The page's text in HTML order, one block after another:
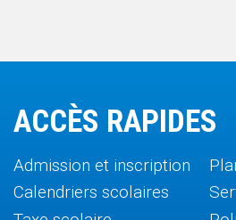
ACCÈS RAPIDES
Admission et inscription
Calendriers scolaires